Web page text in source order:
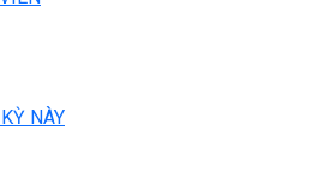
NÀY